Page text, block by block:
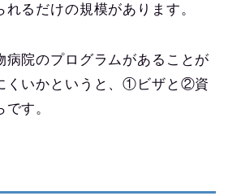
れるだけの規模があります。
病院のプログラムがあることが
くいかというと、①ビザと②資
す。